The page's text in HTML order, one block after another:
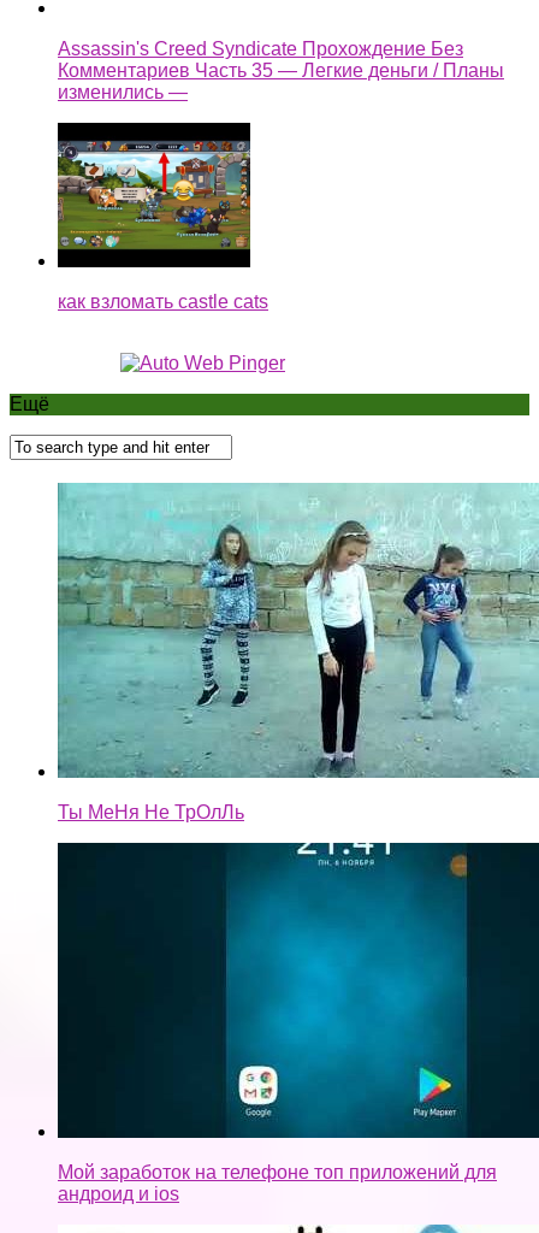
Assassin's Creed Syndicate Прохождение Без
Комментариев Часть 35 — Легкие деньги / Планы
изменились —
как взломать castle cats
Ещё
Ты МеНя Не ТрОлЛь
Мой заработок на телефоне топ приложений для
андроид и ios